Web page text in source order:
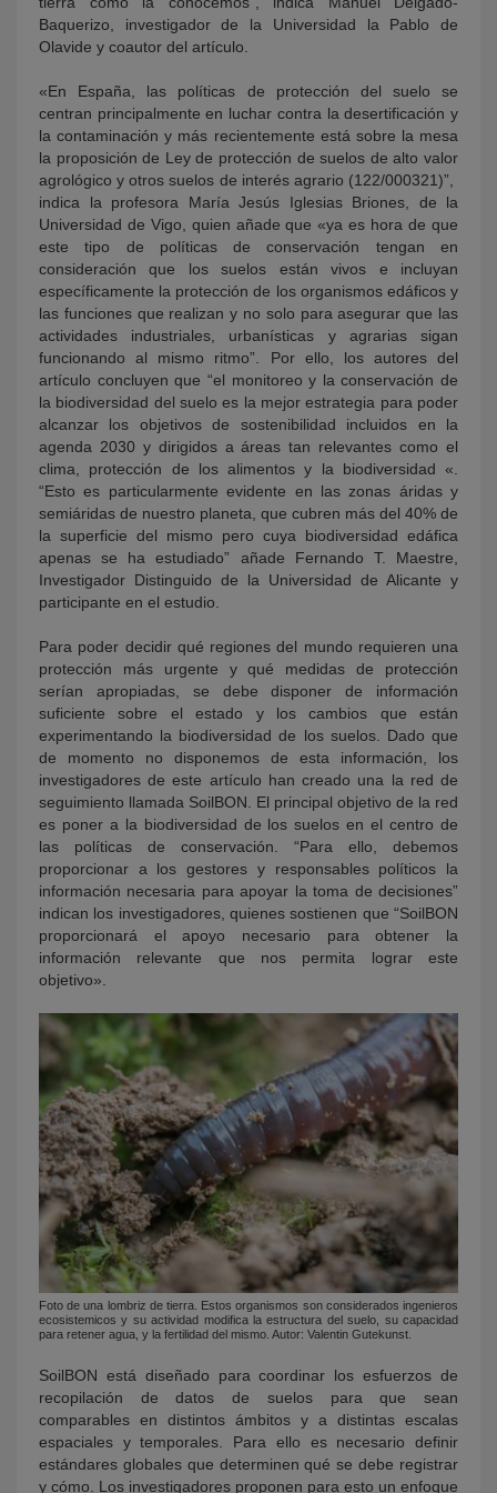
Baquerizo, investigador de la Universidad la Pablo de
Olavide y coautor del artículo.
«En España, las políticas de protección del suelo se
centran principalmente en luchar contra la desertificación y
la contaminación y más recientemente está sobre la mesa
la proposición de Ley de protección de suelos de alto valor
agrológico y otros suelos de interés agrario (122/000321)”,
indica la profesora María Jesús Iglesias Briones, de la
Universidad de Vigo, quien añade que «ya es hora de que
este tipo de políticas de conservación tengan en
consideración que los suelos están vivos e incluyan
específicamente la protección de los organismos edáficos y
las funciones que realizan y no solo para asegurar que las
actividades industriales, urbanísticas y agrarias sigan
funcionando al mismo ritmo”. Por ello, los autores del
artículo concluyen que “el monitoreo y la conservación de
la biodiversidad del suelo es la mejor estrategia para poder
alcanzar los objetivos de sostenibilidad incluidos en la
agenda 2030 y dirigidos a áreas tan relevantes como el
clima, protección de los alimentos y la biodiversidad «.
“Esto es particularmente evidente en las zonas áridas y
semiáridas de nuestro planeta, que cubren más del 40% de
la superficie del mismo pero cuya biodiversidad edáfica
apenas se ha estudiado” añade Fernando T. Maestre,
Investigador Distinguido de la Universidad de Alicante y
participante en el estudio.
Para poder decidir qué regiones del mundo requieren una
protección más urgente y qué medidas de protección
serían apropiadas, se debe disponer de información
suficiente sobre el estado y los cambios que están
experimentando la biodiversidad de los suelos. Dado que
de momento no disponemos de esta información, los
investigadores de este artículo han creado una la red de
seguimiento llamada SoilBON. El principal objetivo de la red
es poner a la biodiversidad de los suelos en el centro de
las políticas de conservación. “Para ello, debemos
proporcionar a los gestores y responsables políticos la
información necesaria para apoyar la toma de decisiones”
indican los investigadores, quienes sostienen que “SoilBON
proporcionará el apoyo necesario para obtener la
información relevante que nos permita lograr este
objetivo».
Foto de una lombriz de tierra. Estos organismos son considerados ingenieros
ecosistemicos y su actividad modifica la estructura del suelo, su capacidad
para retener agua, y la fertilidad del mismo. Autor: Valentin Gutekunst.
SoilBON está diseñado para coordinar los esfuerzos de
recopilación de datos de suelos para que sean
comparables en distintos ámbitos y a distintas escalas
espaciales y temporales. Para ello es necesario definir
estándares globales que determinen qué se debe registrar
y cómo. Los investigadores proponen para esto un enfoque